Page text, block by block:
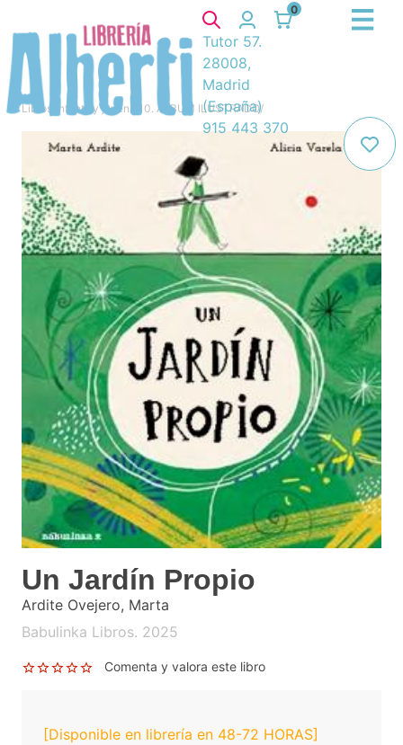
0
Tutor 57.
28008,
Madrid
(España)
915 443 370
Libros Infantil y juvenil 10. ÁLBUM ILUSTRADO/
Un Jardín Propio
Ardite Ovejero, Marta
Babulinka Libros. 2025
Comenta y valora este libro
[Disponible en librería en 48-72 HORAS]